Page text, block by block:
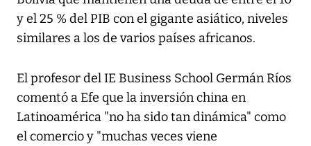
y el 25 % del PIB con el gigante asiático, niveles
similares a los de varios países africanos.
El profesor del IE Business School Germán Ríos
comentó a Efe que la inversión china en
Latinoamérica "no ha sido tan dinámica" como
el comercio y "muchas veces viene